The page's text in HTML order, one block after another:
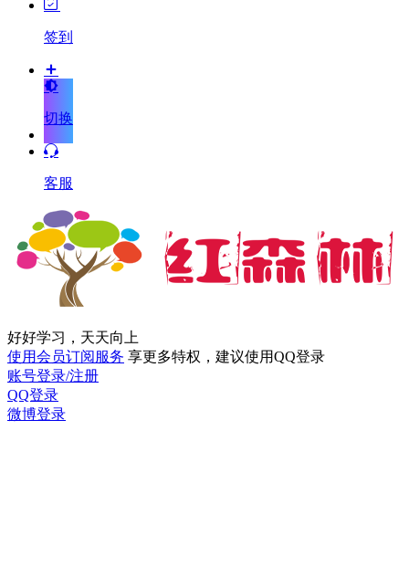
签到
切换
客服
好好学习，天天向上
使用会员订阅服务 享更多特权，建议使用QQ登录
账号登录/注册
QQ登录
微博登录